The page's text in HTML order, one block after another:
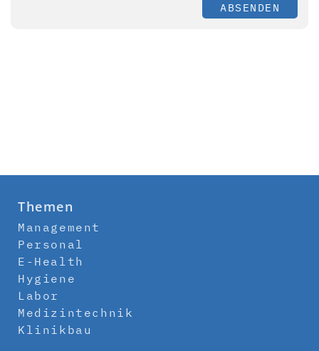
ABSENDEN
Themen
Management
Personal
E-Health
Hygiene
Labor
Medizintechnik
Klinikbau